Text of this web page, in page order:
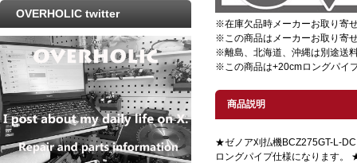
※在庫欠品時メーカーお取り寄
※この商品はメーカーお取り寄
※離島、北海道、沖縄は別途送
※この商品は+20cmロングパイ
商品説明
★ゼノア刈払機BCZ275GT-L-
ロングパイプ仕様になりま
OVERHOLIC twitter